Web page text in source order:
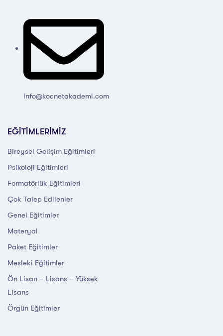
info@kocnetakademi.com
EĞİTİMLERİMİZ
Bireysel Gelişim Eğitimleri
Psikoloji Eğitimleri
Formatörlük Eğitimleri
Çok Talep Edilenler
Genel Eğitimler
Materyal
Paket Eğitimler
Mesleki Eğitimler
Ön Lisan – Lisans – Yüksek
Lisans
Örgün Eğitimler